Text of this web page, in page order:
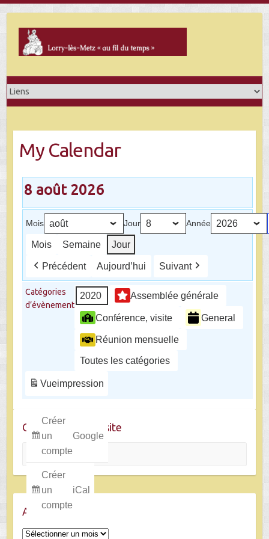
content
My Calendar
8 août 2026
Mois Jour Année
Mois Semaine Jour
Précédent Aujourd’hui Suivant
Catégories
d’évènement
2020 Assemblée générale
Conférence, visite General
Réunion mensuelle
Toutes les catégories
Créer
un
compte
Google
Créer
un
compte
iCal
Vueimpression
Chercher dans le site
Rechercher
Archives
Archives